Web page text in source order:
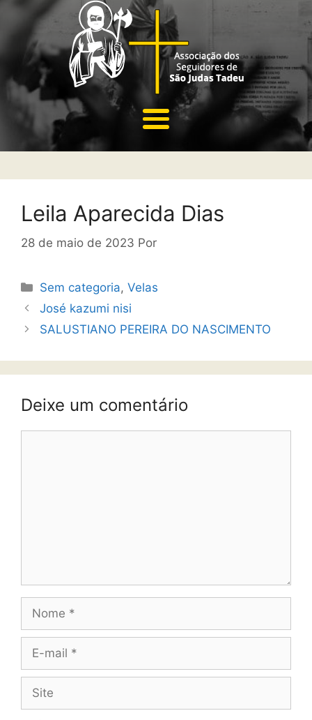
Leila Aparecida Dias
28 de maio de 2023 Por
Sem categoria,Velas
José kazumi nisi
SALUSTIANO PEREIRA DO NASCIMENTO
Deixe um comentário